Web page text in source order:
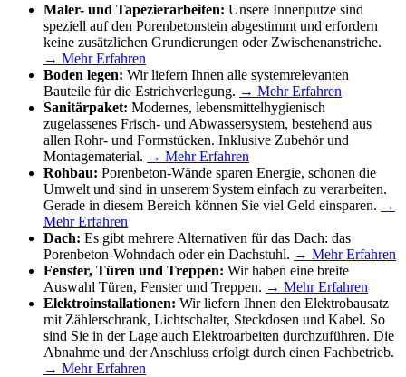
Maler- und Tapezierarbeiten: Unsere Innenputze sind
speziell auf den Porenbetonstein abgestimmt und erfordern
keine zusätzlichen Grundierungen oder Zwischenanstriche.
→ Mehr Erfahren
Boden legen: Wir liefern Ihnen alle systemrelevanten
Bauteile für die Estrichverlegung. → Mehr Erfahren
Sanitärpaket: Modernes, lebensmittelhygienisch
zugelassenes Frisch- und Abwassersystem, bestehend aus
allen Rohr- und Formstücken. Inklusive Zubehör und
Montagematerial. → Mehr Erfahren
Rohbau: Porenbeton-Wände sparen Energie, schonen die
Umwelt und sind in unserem System einfach zu verarbeiten.
Gerade in diesem Bereich können Sie viel Geld einsparen. →
Mehr Erfahren
Dach: Es gibt mehrere Alternativen für das Dach: das
Porenbeton-Wohndach oder ein Dachstuhl. → Mehr Erfahren
Fenster, Türen und Treppen: Wir haben eine breite
Auswahl Türen, Fenster und Treppen. → Mehr Erfahren
Elektroinstallationen: Wir liefern Ihnen den Elektrobausatz
mit Zählerschrank, Lichtschalter, Steckdosen und Kabel. So
sind Sie in der Lage auch Elektroarbeiten durchzuführen. Die
Abnahme und der Anschluss erfolgt durch einen Fachbetrieb.
→ Mehr Erfahren